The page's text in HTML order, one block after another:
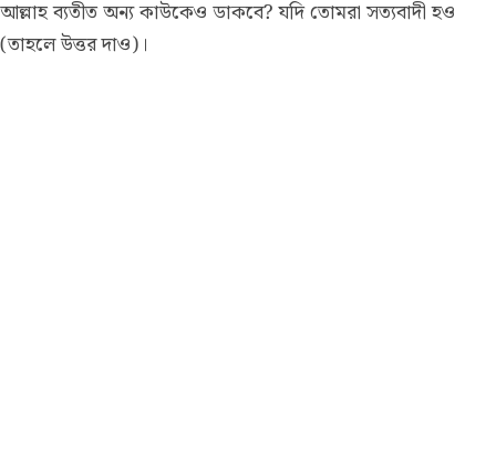
আল্লাহ ব্যতীত অন্য কাউকেও ডাকবে? যদি তোমরা সত্যবাদী হও
(তাহলে উত্তর দাও)।